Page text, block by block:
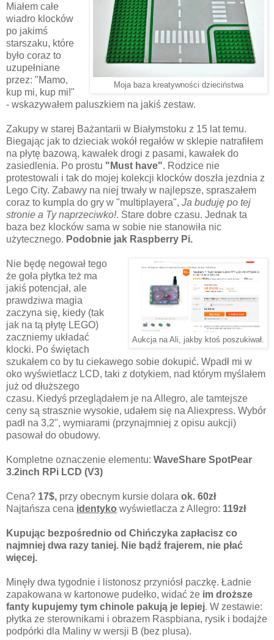
Moja baza kreatywności dzieciństwa
Miałem całe
wiadro klocków
po jakimś
starszaku, które
było coraz to
uzupełniane
przez: "Mamo,
kup mi, kup mi!"
- wskazywałem paluszkiem na jakiś zestaw.
Zakupy w starej Bażantarii w Białymstoku z 15 lat temu.
Biegając jak to dzieciak wokół regałów w sklepie natrafiłem
na płytę bazową, kawałek drogi z pasami, kawałek do
zasiedlenia. Po prostu "Must have". Rodzice nie
protestowali i tak do mojej kolekcji klocków doszła jezdnia z
Lego City. Zabawy na niej trwały w najlepsze, spraszałem
coraz to kumpla do gry w "multiplayera", Ja buduję po tej
stronie a Ty naprzeciwko!. Stare dobre czasu. Jednak ta
baza bez klocków sama w sobie nie stanowiła nic
użytecznego. Podobnie jak Raspberry Pi.
Aukcja na Ali, jakby ktoś poszukiwał.
Nie będę negował tego
że goła płytka też ma
jakiś potencjał, ale
prawdziwa magia
zaczyna się, kiedy (tak
jak na tą płytę LEGO)
zaczniemy układać
klocki. Po świętach
szukałem co by tu ciekawego sobie dokupić. Wpadł mi w
oko wyświetlacz LCD, taki z dotykiem, nad którym myślałem
już od dłuższego
czasu. Kiedyś przeglądałem je na Allegro, ale tamtejsze
ceny są strasznie wysokie, udałem się na Aliexpress. Wybór
padł na 3,2", wymiarami (przynajmniej z opisu aukcji)
pasował do obudowy.
Kompletne oznaczenie elementu: WaveShare SpotPear
3.2inch RPi LCD (V3)
Cena? 17$, przy obecnym kursie dolara ok. 60zł
Najtańsza cena identyko wyświetlacza z Allegro: 119zł
Kupując bezpośrednio od Chińczyka zapłacisz co
najmniej dwa razy taniej. Nie bądź frajerem, nie płać
więcej.
Minęły dwa tygodnie i listonosz przyniósł paczkę. Ładnie
zapakowana w kartonowe pudełko, widać że im droższe
fanty kupujemy tym chinole pakują je lepiej. W zestawie:
płytka ze sterownikami i obrazem Raspbiana, rysik i bodajże
podpórki dla Maliny w wersji B (bez plusa).